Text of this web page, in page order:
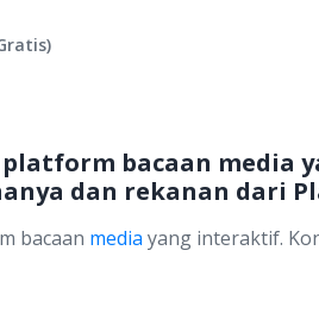
)
platform bacaan
dan rekanan dari
bacaan media yang interaktif.